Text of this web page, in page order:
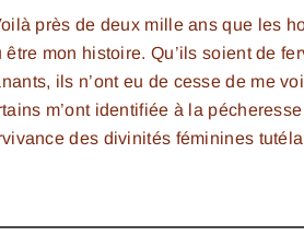
près de deux mille ans que les
être mon histoire. Qu’ils soient de
ils n’ont eu de cesse de me
m’ont identifiée à la
des divinités féminines